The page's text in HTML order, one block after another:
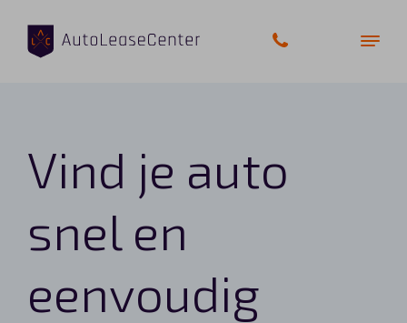
Vind je auto
snel en
eenvoudig
Zakelijke auto’s
Elektrische auto’s
Wagenparkbeheer